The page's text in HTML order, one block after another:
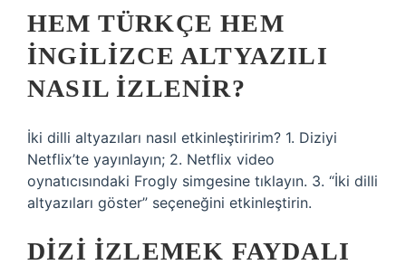
HEM TÜRKÇE HEM
İNGILIZCE ALTYAZILI
NASIL IZLENIR?
İki dilli altyazıları nasıl etkinleştiririm? 1. Diziyi
Netflix’te yayınlayın; 2. Netflix video
oynatıcısındaki Frogly simgesine tıklayın. 3. “İki dilli
altyazıları göster” seçeneğini etkinleştirin.
DIZI IZLEMEK FAYDALI